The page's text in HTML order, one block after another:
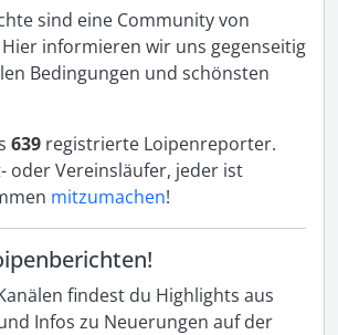
sind eine Community von
informieren wir uns gegenseitig
Bedingungen und schönsten
639 registrierte Loipenreporter.
oder Vereinsläufer, jeder ist
mitzumachen!
findest du Highlights aus
Infos zu Neuerungen auf der